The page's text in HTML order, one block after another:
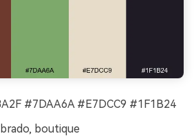
#7DAA6A #E7DCC9 #1F1B24
boutique